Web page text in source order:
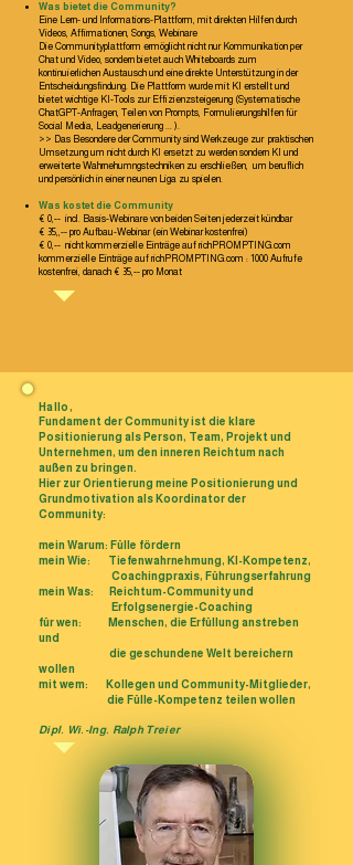
Was bietet die Community?
Eine Lern- und Informations-Plattform, mit direkten Hilfen durch
Videos, Affirmationen, Songs, Webinare
Die Communityplattform ermöglicht nicht nur Kommunikation per
Chat und Video, sondern bietet auch Whiteboards zum
kontinuierlichen Austausch und eine direkte Unterstützung in der
Entscheidungsfindung. Die Plattform wurde mit KI erstellt und
bietet wichtige KI-Tools zur Effizienzsteigerung (Systematische
ChatGPT-Anfragen, Teilen von Prompts, Formulierungshilfen für
Social Media, Leadgenerierung ... ).
>> Das Besondere der Community sind Werkzeuge zur praktischen
Umsetzung um nicht durch KI ersetzt zu werden sondern KI und
erweiterte Wahrnehumngstechniken zu erschließen, um beruflich
und persönlich in einer neunen Liga zu spielen.
Was kostet die Community
€ 0,-- incl. Basis-Webinare von beiden Seiten jederzeit kündbar
€ 35,,-- pro Aufbau-Webinar (ein Webinar kostenfrei)
€ 0,-- nicht kommerzielle Einträge auf richPROMPTING.com
kommerzielle Einträge auf richPROMPTING.com : 1000 Aufrufe
kostenfrei, danach € 35,-- pro Monat
Hallo,
Fundament der Community ist die klare
Positionierung als Person, Team, Projekt und
Unternehmen, um den inneren Reichtum nach
außen zu bringen.
Hier zur Orientierung meine Positionierung und
Grundmotivation als Koordinator der
Community:
mein Warum: Fülle fördern
mein Wie: Tiefenwahrnehmung, KI-Kompetenz,
Coachingpraxis, Führungserfahrung
mein Was: Reichtum-Community und
Erfolgsenergie-Coaching
für wen: Menschen, die Erfüllung anstreben
und
die geschundene Welt bereichern
wollen
mit wem: Kollegen und Community-Mitglieder,
die Fülle-Kompetenz teilen wollen
Dipl. Wi.-Ing. Ralph Treier